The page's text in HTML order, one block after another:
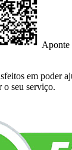
Aponte
em poder
o seu serviço.